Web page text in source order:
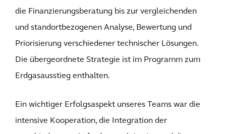
die Finanzierungsberatung bis zur vergleichenden
und standortbezogenen Analyse, Bewertung und
Priorisierung verschiedener technischer Lösungen.
Die übergeordnete Strategie ist im Programm zum
Erdgasausstieg enthalten.
Ein wichtiger Erfolgsaspekt unseres Teams war die
intensive Kooperation, die Integration der